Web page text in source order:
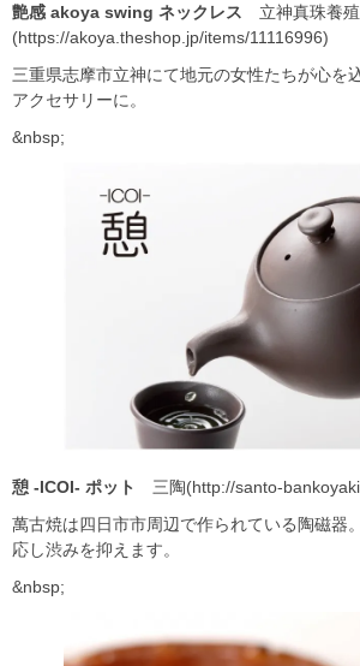
艶感 akoya swing ネックレス 立神真珠養
(https://akoya.theshop.jp/items/11116996)
三重県志摩市立神にて地元の女性たちが心を
アクセサリーに。
&nbsp;
憩 -ICOI- ポット
三陶(http://santo-
萬古焼は四日市市周辺で作られている陶磁器
応し渋みを抑えます。
&nbsp;